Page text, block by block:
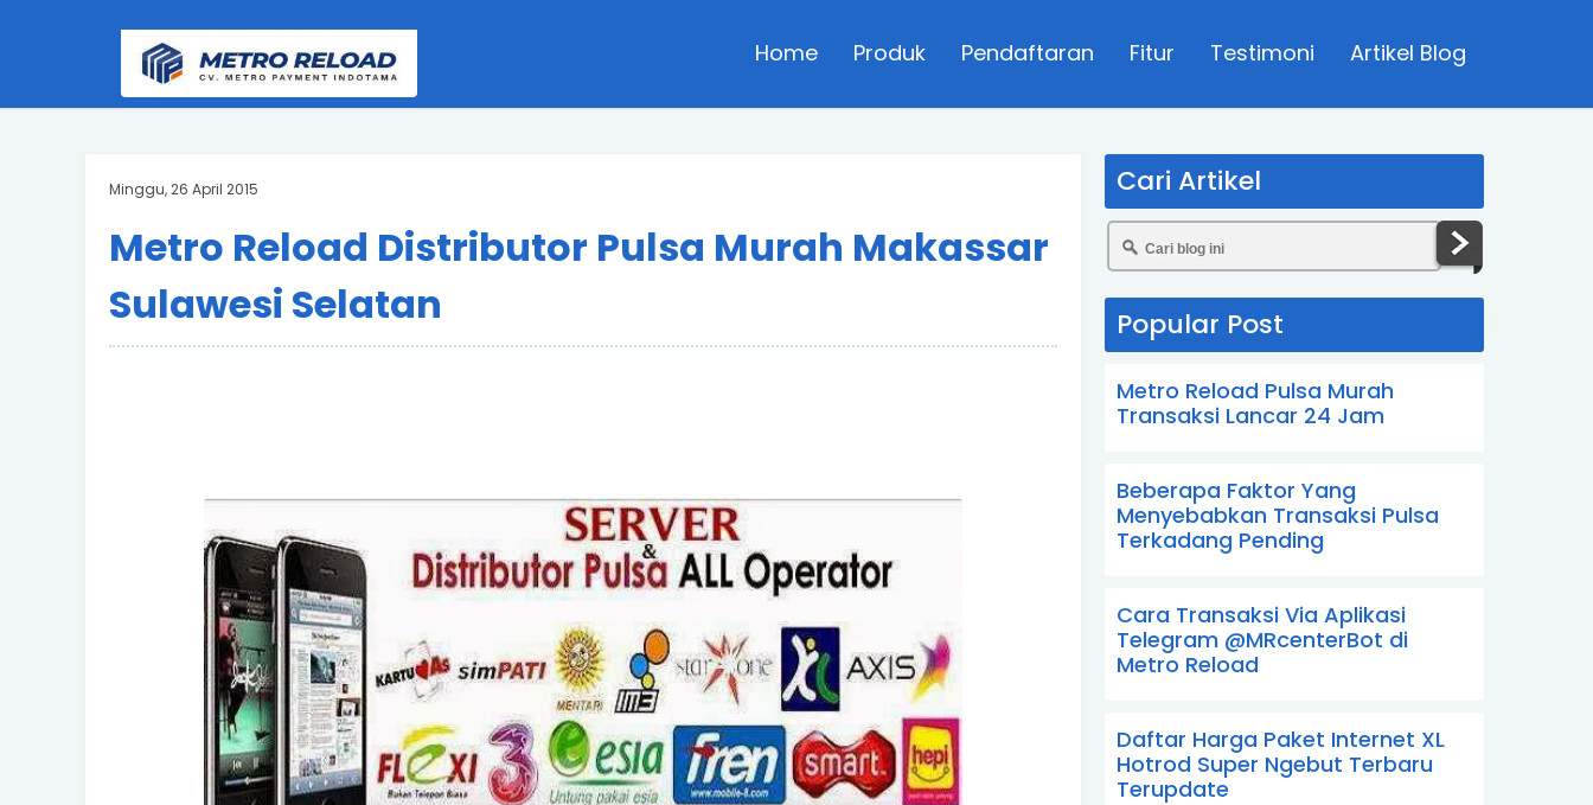
Home Produk Pendaftaran Fitur Testimoni Artikel Blog
Minggu, 26 April 2015
Metro Reload Distributor Pulsa Murah Makassar
Sulawesi Selatan
Cari Artikel
Popular Post
Metro Reload Pulsa Murah
Transaksi Lancar 24 Jam
Beberapa Faktor Yang
Menyebabkan Transaksi Pulsa
Terkadang Pending
Cara Transaksi Via Aplikasi
Telegram @MRcenterBot di
Metro Reload
Daftar Harga Paket Internet XL
Hotrod Super Ngebut Terbaru
Terupdate